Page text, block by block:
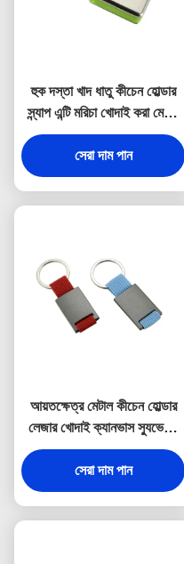
হুক দস্তা খাদ ধাতু কীচেন হোল্ডার
স্ন্যাপ এন্টি মরিচা খোদাই করা মেটাল
কীরিং
সেরা দাম পান
আয়তক্ষেত্র মেটাল কীচেন হোল্ডার
লেজার খোদাই ক্যানভাস স্যুভেনির
উপহার
সেরা দাম পান